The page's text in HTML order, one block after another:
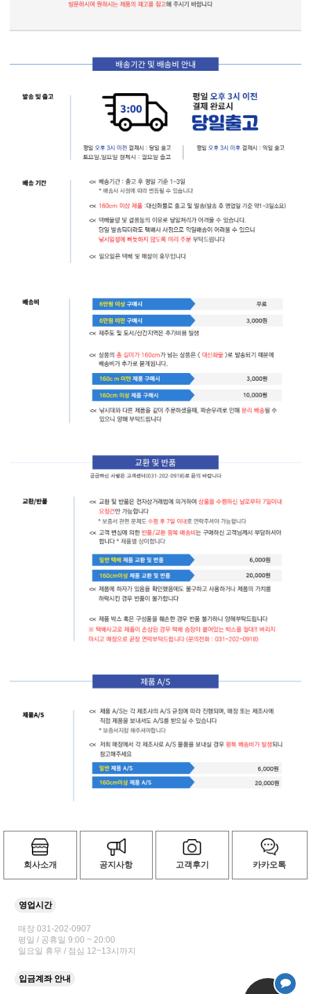
회사소개 공지사항 고객후기 카카오톡
영업시간
매장 031-202-0907
평일 / 공휴일 9:00 ~ 20:00
일요일 휴무 / 점심 12~13시까지
입금계좌 안내